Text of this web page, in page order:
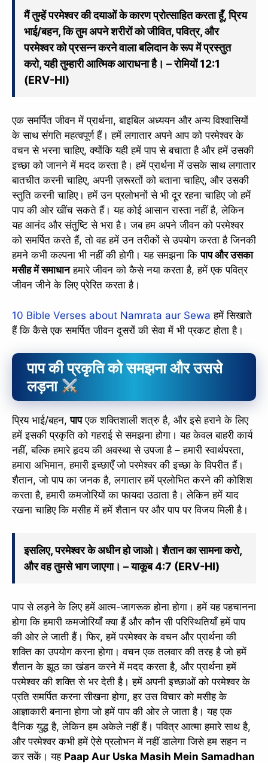
मैं तुम्हें परमेश्वर की दयाओं के कारण प्रोत्साहित करता हूँ, प्रिय
भाई/बहन, कि तुम अपने शरीरों को जीवित, पवित्र, और
परमेश्वर को प्रसन्न करने वाला बलिदान के रूप में प्रस्तुत
करो, यही तुम्हारी आत्मिक आराधना है। – रोमियों 12:1
(ERV-HI)
एक समर्पित जीवन में प्रार्थना, बाइबिल अध्ययन और अन्य विश्वासियों
के साथ संगति महत्वपूर्ण हैं। हमें लगातार अपने आप को परमेश्वर के
वचन से भरना चाहिए, क्योंकि यही हमें पाप से बचाता है और हमें उसकी
इच्छा को जानने में मदद करता है। हमें प्रार्थना में उसके साथ लगातार
बातचीत करनी चाहिए, अपनी ज़रूरतों को बताना चाहिए, और उसकी
स्तुति करनी चाहिए। हमें उन प्रलोभनों से भी दूर रहना चाहिए जो हमें
पाप की ओर खींच सकते हैं। यह कोई आसान रास्ता नहीं है, लेकिन
यह आनंद और संतुष्टि से भरा है। जब हम अपने जीवन को परमेश्वर
को समर्पित करते हैं, तो वह हमें उन तरीकों से उपयोग करता है जिनकी
हमने कभी कल्पना भी नहीं की होगी। यह समझना किपाप और उसका
मसीह में समाधानहमारे जीवन को कैसे नया करता है, हमें एक पवित्र
जीवन जीने के लिए प्रेरित करता है।
10 Bible Verses about Namrata aur Sewa हमें सिखाते
हैं कि कैसे एक समर्पित जीवन दूसरों की सेवा में भी प्रकट होता है।
पाप की प्रकृति को समझना और उससे
लड़ना
प्रिय भाई/बहन,पापएक शक्तिशाली शत्रु है, और इसे हराने के लिए
हमें इसकी प्रकृति को गहराई से समझना होगा। यह केवल बाहरी कार्य
नहीं, बल्कि हमारे हृदय की अवस्था से उपजा है – हमारी स्वार्थपरता,
हमारा अभिमान, हमारी इच्छाएँ जो परमेश्वर की इच्छा के विपरीत हैं।
शैतान, जो पाप का जनक है, लगातार हमें प्रलोभित करने की कोशिश
करता है, हमारी कमजोरियों का फायदा उठाता है। लेकिन हमें याद
रखना चाहिए कि मसीह में हमें शैतान पर और पाप पर विजय मिली है।
इसलिए, परमेश्वर के अधीन हो जाओ। शैतान का सामना करो,
और वह तुमसे भाग जाएगा। – याकूब 4:7 (ERV-HI)
पाप से लड़ने के लिए हमें आत्म-जागरूक होना होगा। हमें यह पहचानना
होगा कि हमारी कमजोरियाँ क्या हैं और कौन सी परिस्थितियाँ हमें पाप
की ओर ले जाती हैं। फिर, हमें परमेश्वर के वचन और प्रार्थना की
शक्ति का उपयोग करना होगा। वचन एक तलवार की तरह है जो हमें
शैतान के झूठ का खंडन करने में मदद करता है, और प्रार्थना हमें
परमेश्वर की शक्ति से भर देती है। हमें अपनी इच्छाओं को परमेश्वर के
प्रति समर्पित करना सीखना होगा, हर उस विचार को मसीह के
आज्ञाकारी बनाना होगा जो हमें पाप की ओर ले जाता है। यह एक
दैनिक युद्ध है, लेकिन हम अकेले नहीं हैं। पवित्र आत्मा हमारे साथ है,
और परमेश्वर कभी हमें ऐसे प्रलोभन में नहीं डालेगा जिसे हम सहन न
कर सकें। यह Paap Aur Uska Masih Mein Samadhan